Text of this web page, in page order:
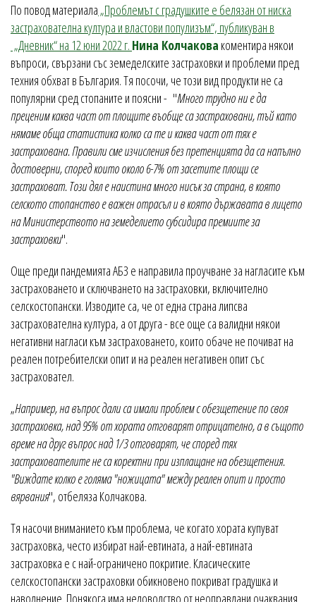
По повод материала„Проблемът с градушките е белязан от ниска
застрахователна култура и властови популизъм“, публикуван в
„Дневник“ на 12 юни 2022 г. Нина Колчакова коментира някои
въпроси, свързани със земеделските застраховки и проблеми пред
техния обхват в България. Тя посочи, че този вид продукти не са
популярни сред стопаните и поясни - "Много трудно ни е да
преценим каква част от площите въобще са застраховани, тъй като
нямаме обща статистика колко са те и каква част от тях е
застрахована. Правили сме изчисления без претенцията да са напълно
достоверни, според които около 6-7% от засетите площи се
застраховат. Този дял е наистина много нисък за страна, в която
селското стопанство е важен отрасъл и в която държавата в лицето
на Министерството на земеделието субсидира премиите за
застраховки".
Още преди пандемията АБЗ е направила проучване за нагласите към
застраховането и сключването на застраховки, включително
селскостопански. Изводите са, че от една страна липсва
застрахователна култура, а от друга - все още са валидни някои
негативни нагласи към застраховането, които обаче не почиват на
реален потребителски опит и на реален негативен опит със
застраховател.
„Например, на въпрос дали са имали проблем с обезщетение по своя
застраховка, над 95% от хората отговарят отрицателно, а в същото
време на друг въпрос над 1/3 отговарят, че според тях
застрахователите не са коректни при изплащане на обезщетения.
"Виждате колко е голяма "ножицата" между реален опит и просто
вярвания", отбеляза Колчакова.
Тя насочи вниманието към проблема, че когато хората купуват
застраховка, често избират най-евтината, а най-евтината
застраховка е с най-ограничено покритие. Класическите
селскостопански застраховки обикновено покриват градушка и
наводнение. Понякога има недоволство от неоправдани очаквания